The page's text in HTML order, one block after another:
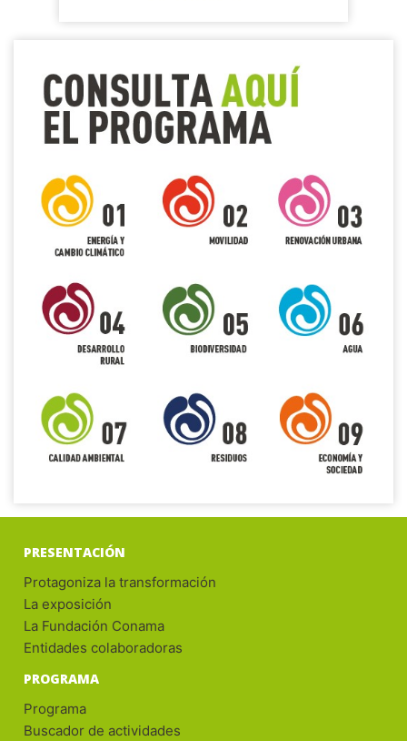
PRESENTACIÓN
Protagoniza la transformación
La exposición
La Fundación Conama
Entidades colaboradoras
PROGRAMA
Programa
Buscador de actividades